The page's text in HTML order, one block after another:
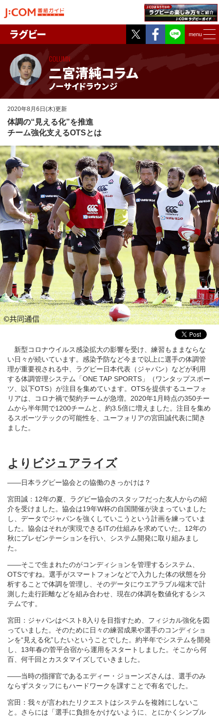
Twitter
Facebook
menu
ラグビー
二宮清純コラム
ノーサイドラウンジ
COLUMN
2020年8月6日(木)更新
体調の“見える化”を推進
チーム強化支えるOTSとは
新型コロナウイルス感染拡大の影響を受け、練習もままならな
い日々が続いています。感染予防など今まで以上に選手の体調管
理が重要視される中、ラグビー日本代表（ジャパン）などが利用
する体調管理システム「ONE TAP SPORTS」（ワンタップスポー
ツ、以下OTS）が注目を集めています。OTSを提供するユーフォ
リアは、コロナ禍で契約チームが急増。2020年1月時点の350チー
ムから半年間で1200チームと、約3.5倍に増えました。注目を集め
るスポーツテックの可能性を、ユーフォリアの宮田誠代表に聞き
ました。
よりビジュアライズ
――日本ラグビー協会との協働のきっかけは？
宮田誠：12年の夏、ラグビー協会のスタッフだった友人からの紹
介を受けました。協会は19年W杯の自国開催が決まっていました
し、データでジャパンを強くしていこうという計画を練っていま
した。協会はそれが実現できるITの仕組みを求めていた。12年の
秋にプレゼンテーションを行い、システム開発に取り組みまし
た。
――そこで生まれたのがコンディションを管理するシステム、
OTSですね。選手がスマートフォンなどで入力した体の状態を分
析することで体調を管理し、そのデータにウエアラブル端末で計
測した走行距離などを組み合わせ、現在の体調を数値化するシス
テムです。
宮田：ジャパンはベスト8入りを目指すため、フィジカル強化を図
っていました。そのために日々の練習成果や選手のコンディショ
ンを“見える化”したいということでした。約半年でシステムを開発
し、13年春の菅平合宿から運用をスタートしました。そこから何
百、何千回とカスタマイズしていきました。
――当時の指揮官であるエディー・ジョーンズさんは、選手のみ
ならずスタッフにもハードワークを課すことで有名でした。
宮田：我々が言われたリクエストはシステムを複雑にしないこ
と。さらには「選手に負担をかけないように、とにかくシンプル